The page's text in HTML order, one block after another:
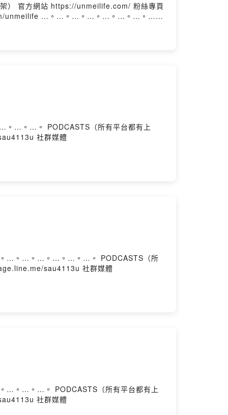
unmeilife …。…。…。…。…。…。…。…。
社群媒體
sau4113u 社群媒體
社群媒體